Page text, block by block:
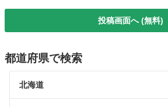
投稿画面へ (無料)
都道府県で検索
北海道